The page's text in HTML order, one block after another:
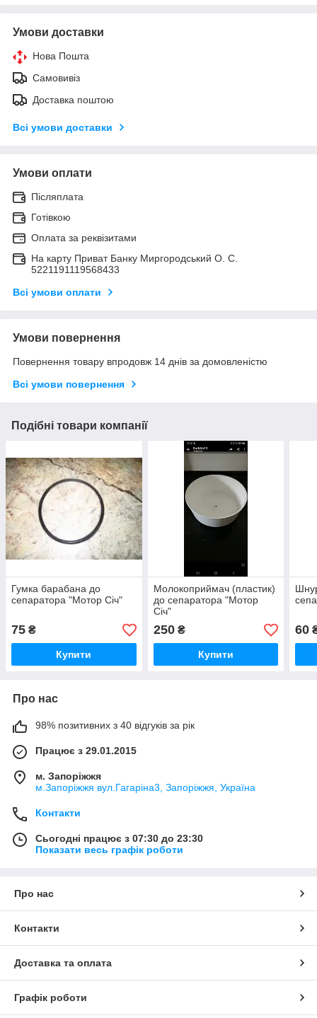
Умови доставки
Нова Пошта
Самовивіз
Доставка поштою
Всі умови доставки
Умови оплати
Післяплата
Готівкою
Оплата за реквізитами
На карту Приват Банку Миргородський О. С.
5221191119568433
Всі умови оплати
Умови повернення
Повернення товару впродовж 14 днів за домовленістю
Всі умови повернення
Подібні товари компанії
Гумка барабана до
сепаратора "Мотор Січ"
75 ₴
Купити
Молокоприймач (пластик)
до сепаратора "Мотор
Січ"
250₴
Купити
60
Про нас
98% позитивних з 40 відгуків за рік
Працює з 29.01.2015
м. Запоріжжя
м.Запоріжжя вул.Гагаріна3, Запоріжжя, Україна
Контакти
Сьогодні працює з 07:30 до 23:30
Показати весь графік роботи
Про нас
Контакти
Доставка та оплата
Графік роботи